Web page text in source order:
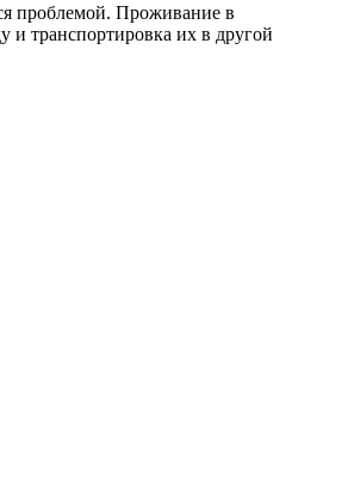
проблемой. Проживание в
и транспортировка их в другой